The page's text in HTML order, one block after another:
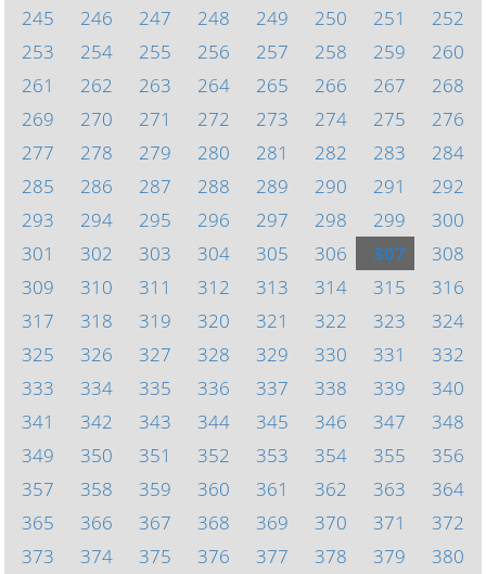
245
246 247 248 249 250 251
252
253
254 255 256 257 258 259
260
261
262 263 264 265 266 267
268
269
270 271 272 273 274 275
276
277
278 279 280 281 282 283
284
285
286 287 288 289 290 291
292
293
294 295 296 297 298 299
300
301
302 303 304 305 306 307
308
309
310 311 312 313 314 315
316
317
318 319 320 321 322 323
324
325
326 327 328 329 330 331
332
333
334 335 336 337 338 339
340
341
342 343 344 345 346 347
348
349
350 351 352 353 354 355
356
357
358 359 360 361 362 363
364
365
366 367 368 369 370 371
372
373
374 375 376 377 378 379 380